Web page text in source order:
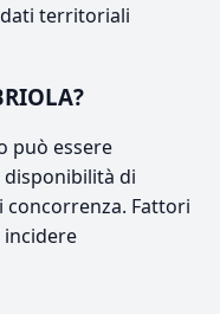
territoriali
può essere
di
concorrenza. Fattori